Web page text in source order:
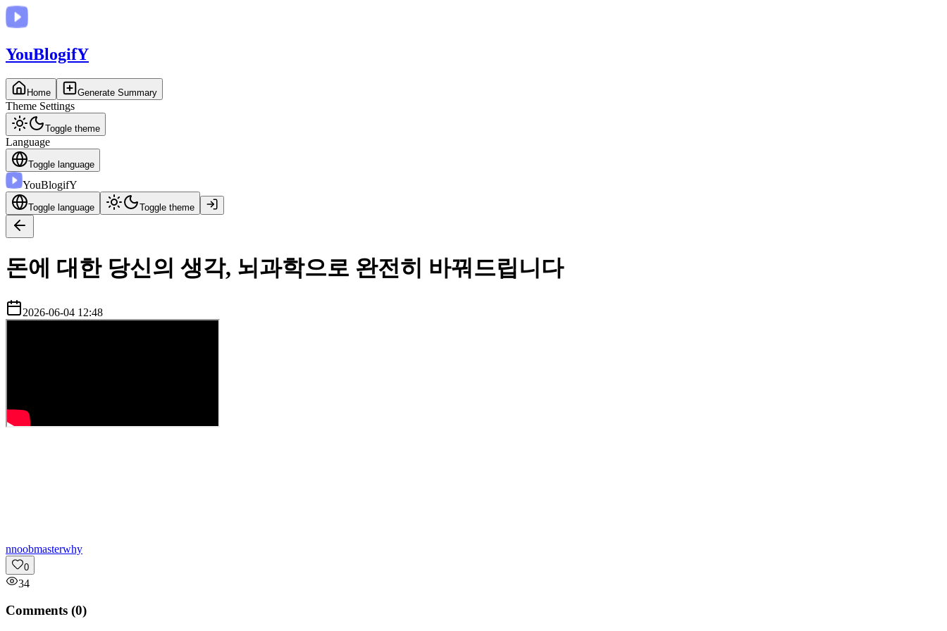
YouBlogifY
Home Generate Summary
Theme Settings
Toggle theme
Language
Toggle language
YouBlogifY
Toggle language Toggle theme
돈에 대한 당신의 생각, 뇌과학으로 완전히 바꿔드립니다
2026-06-04 12:48
nnoobmasterwhy
0
34
Comments (0)